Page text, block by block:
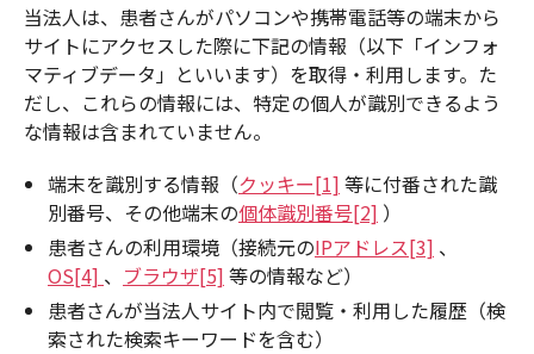
当法人は、患者さんがパソコンや携帯電話等の端末から
サイトにアクセスした際に下記の情報（以下「インフォ
マティブデータ」といいます）を取得・利用します。た
だし、これらの情報には、特定の個人が識別できるよう
な情報は含まれていません。
端末を識別する情報（クッキー[1] 等に付番された識
別番号、その他端末の個体識別番号[2] ）
患者さんの利用環境（接続元のIPアドレス[3] 、
OS[4] 、 ブラウザ[5] 等の情報など）
患者さんが当法人サイト内で閲覧・利用した履歴（検
索された検索キーワードを含む）